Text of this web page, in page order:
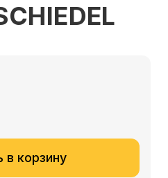
в корзину